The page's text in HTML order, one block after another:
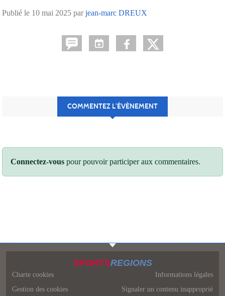
Publié le 10 mai 2025 parjean-marc DREUX
COMMENTEZ L’ÉVÈNEMENT
Connectez-vous pour pouvoir participer aux commentaires.
SPORTSREGIONS
Charte cookies
Gestion des cookies
Informations légales
Signaler un contenu inapproprié